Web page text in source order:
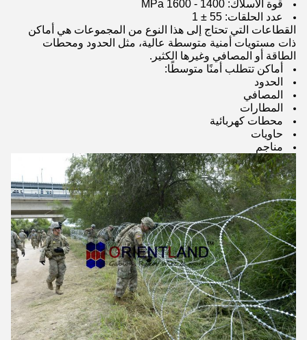
قوة الأسلاك: 1400 - 1600 MPa
عدد الحلقات: 55 ± 1
القطاعات التي تحتاج إلى هذا النوع من المجموعات هي أماكن
ذات مستويات أمنية متوسطة عالية، مثل الحدود ومحطات
الطاقة أو المصافي وغيرها الكثير.
أماكن تتطلب أمنًا متوسطًا:
الحدود
المصافي
المطارات
محطات كهربائية
حاويات
مناجم